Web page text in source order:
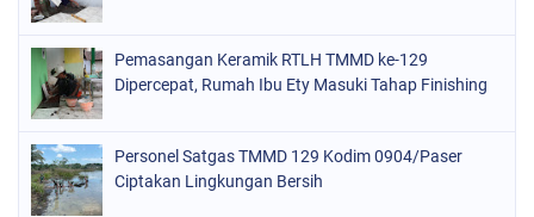
Pemasangan Keramik RTLH TMMD ke-129
Dipercepat, Rumah Ibu Ety Masuki Tahap Finishing
Personel Satgas TMMD 129 Kodim 0904/Paser
Ciptakan Lingkungan Bersih